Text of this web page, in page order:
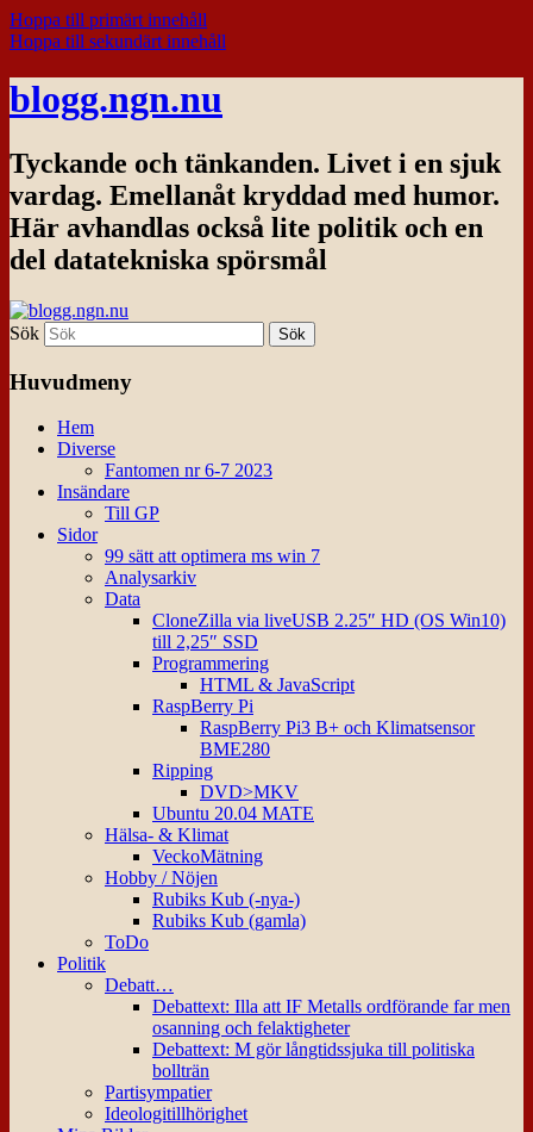
Hoppa till primärt innehåll
Hoppa till sekundärt innehåll
blogg.ngn.nu
Tyckande och tänkanden. Livet i en sjuk
vardag. Emellanåt kryddad med humor.
Här avhandlas också lite politik och en
del datatekniska spörsmål
Sök
Huvudmeny
Hem
Diverse
Fantomen nr 6-7 2023
Insändare
Till GP
Sidor
99 sätt att optimera ms win 7
Analysarkiv
Data
CloneZilla via liveUSB 2.25″ HD (OS Win10)
till 2,25″ SSD
Programmering
HTML & JavaScript
RaspBerry Pi
RaspBerry Pi3 B+ och Klimatsensor
BME280
Ripping
DVD>MKV
Ubuntu 20.04 MATE
Hälsa- & Klimat
VeckoMätning
Hobby / Nöjen
Rubiks Kub (-nya-)
Rubiks Kub (gamla)
ToDo
Politik
Debatt…
Debattext: Illa att IF Metalls ordförande far men
osanning och felaktigheter
Debattext: M gör långtidssjuka till politiska
bollträn
Partisympatier
Ideologitillhörighet